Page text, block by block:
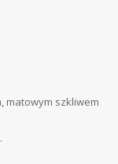
matowym szkliwem